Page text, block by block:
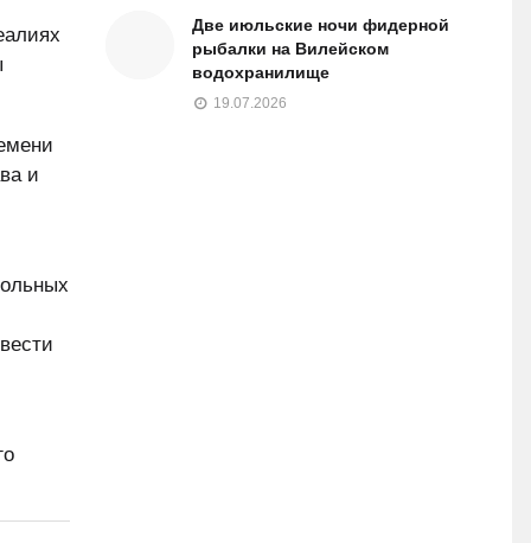
и
Две июльские ночи фидерной
рыбалки на Вилейском
водохранилище
19.07.2026